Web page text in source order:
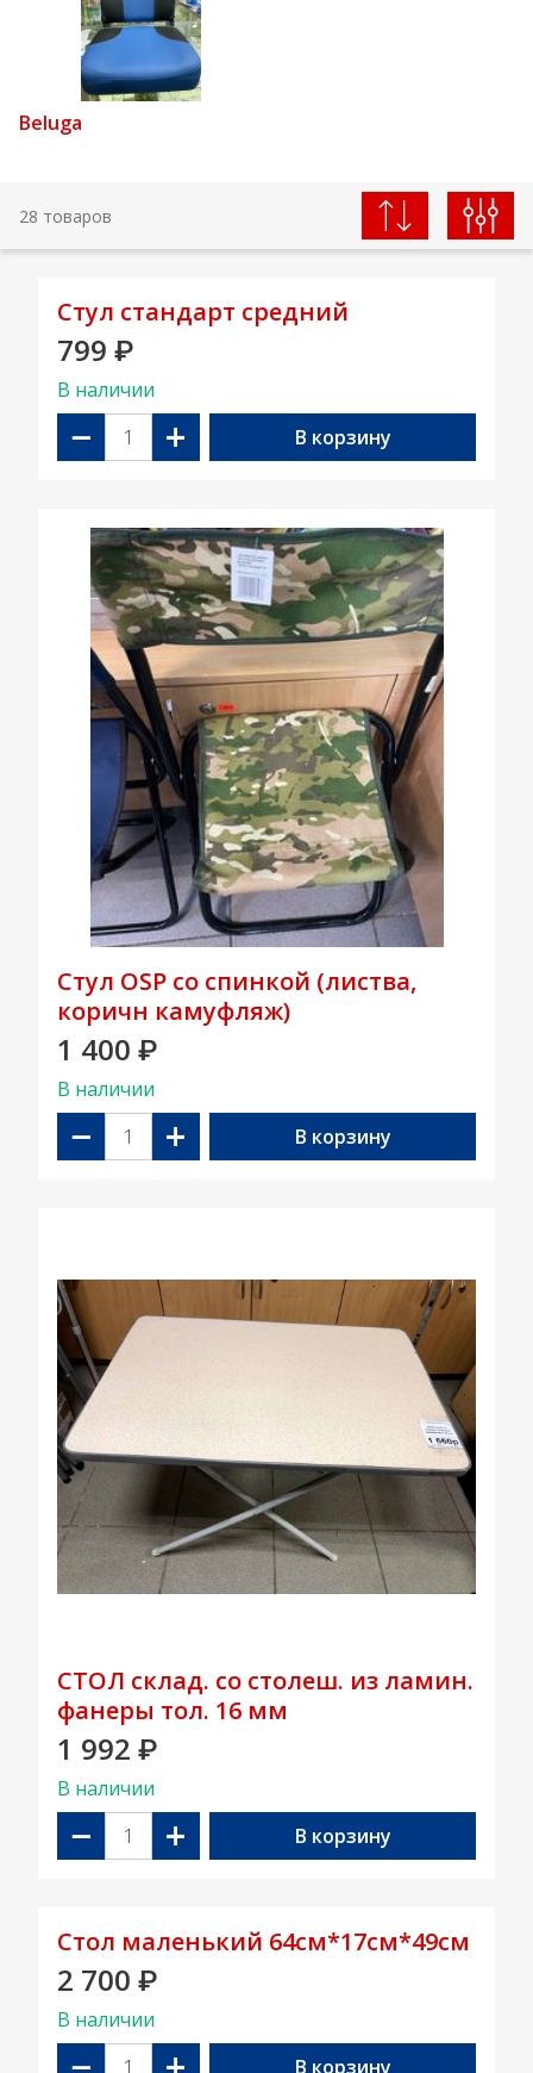
Beluga
28 товаров
Стул стандарт средний
799 ₽
В наличии
− + В корзину
Стул OSP со спинкой (листва,
коричн камуфляж)
1 400 ₽
В наличии
− + В корзину
СТОЛ склад. со столеш. из ламин.
фанеры тол. 16 мм
1 992 ₽
В наличии
− + В корзину
Стол маленький 64см*17см*49см
2 700 ₽
В наличии
В корзину